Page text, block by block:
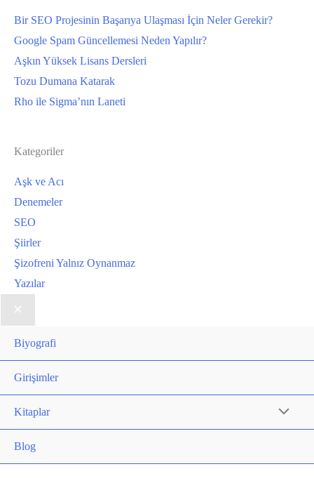
Bir SEO Projesinin Başarıya Ulaşması İçin Neler Gerekir?
Google Spam Güncellemesi Neden Yapılır?
Aşkın Yüksek Lisans Dersleri
Tozu Dumana Katarak
Rho ile Sigma’nın Laneti
Kategoriler
Aşk ve Acı
Denemeler
SEO
Şiirler
Şizofreni Yalnız Oynanmaz
Yazılar
Biyografi
Girişimler
Kitaplar
Blog